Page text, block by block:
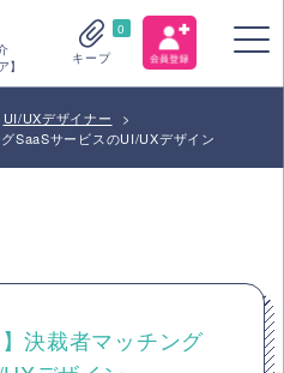
0
キープ
UI/UXデザイナー
>
SaaSサービスのUI/UXデザイン
決裁者マッチング